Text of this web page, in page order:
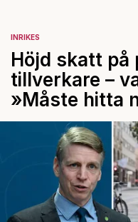
INRIKES
Höjd skatt på
tillverkare –
»Måste hitta